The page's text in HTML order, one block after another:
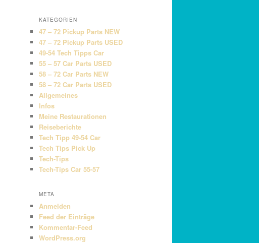
KATEGORIEN
47 – 72 Pickup Parts NEW
47 – 72 Pickup Parts USED
49-54 Tech Tipps Car
55 – 57 Car Parts USED
58 – 72 Car Parts NEW
58 – 72 Car Parts USED
Allgemeines
Infos
Meine Restaurationen
Reiseberichte
Tech Tipp 49-54 Car
Tech Tips Pick Up
Tech-Tips
Tech-Tips Car 55-57
META
Anmelden
Feed der Einträge
Kommentar-Feed
WordPress.org